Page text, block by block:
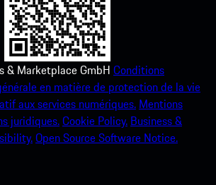
& Marketplace GmbH Conditions
en matière de protection de la vie
aux services numériques. Mentions
juridiques.Cookie Policy. Business &
Open Source Software Notice.